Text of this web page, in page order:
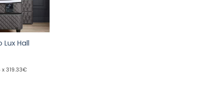
Hall
319.33€